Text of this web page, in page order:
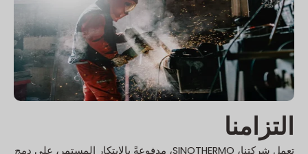
التزامنا
تعمل شركتنا، SINOTHERMO، مدفوعةً بالابتكار المستمر، على دمج